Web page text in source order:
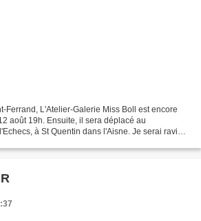
Ferrand, L'Atelier-Galerie Miss Boll est encore
août 19h. Ensuite, il sera déplacé au
à St Quentin dans l'Aisne. Je serai ravie